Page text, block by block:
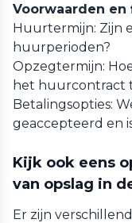
Voorwaarden
Huurtermijn: Zijn
huurperioden?
Opzegtermijn:
het huurcontract
Betalingsopties:
geaccepteerd en
Kijk ook eens
van opslag in
Er zijn